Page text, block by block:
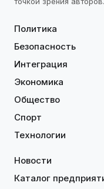
Политика
Безопасность
Интеграция
Экономика
Общество
Спорт
Технологии
Новости
Каталог